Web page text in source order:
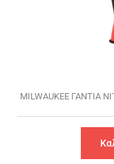
MILWAUKEE ΓΑΝΤΙΑ